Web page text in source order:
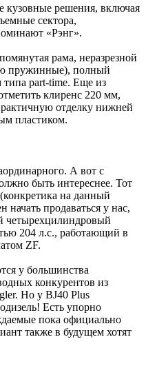
кузовные решения, включая
сектора,
«Рэнг».
рама, неразрезной
пружинные), полный
part-time. Еще из
клиренс 220 мм,
отделку нижней
пластиком.
А вот с
быть интереснее. Тот
на данный
начать продаваться у нас,
четырехцилиндровый
204 л.с., работающий в
ZF.
у большинства
конкурентов из
Но у BJ40 Plus
Есть упорно
пока официально
также в будущем хотят